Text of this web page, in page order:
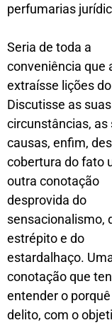
perfumarias
Seria de toda a
conveniência que
extraísse lições
Discutisse as suas
circunstâncias, as
causas, enfim,
cobertura do fato
outra conotação
desprovida do
sensacionalismo,
estrépito e do
estardalhaço.
conotação que
entender o
delito, com o